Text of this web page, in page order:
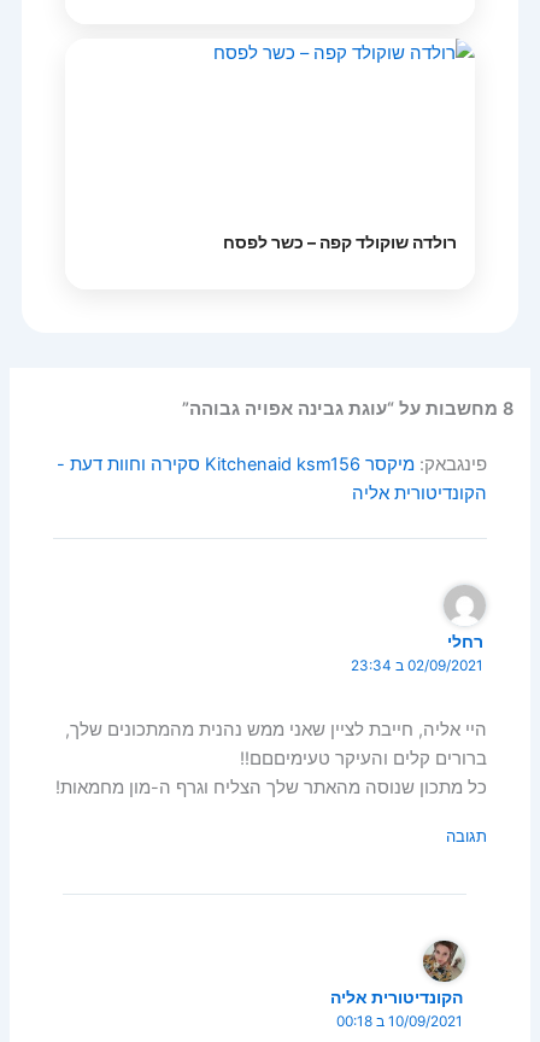
רולדה שוקולד קפה – כשר לפסח
8 מחשבות על “עוגת גבינה אפויה גבוהה”
פינגבאק:
מיקסר Kitchenaid ksm156 סקירה וחוות דעת -
הקונדיטורית אליה
רחלי
02/09/2021 ב 23:34
היי אליה, חייבת לציין שאני ממש נהנית מהמתכונים שלך,
ברורים קלים והעיקר טעימיםםם!!
כל מתכון שנוסה מהאתר שלך הצליח וגרף ה-מון מחמאות!
תגובה
הקונדיטורית אליה
10/09/2021 ב 00:18